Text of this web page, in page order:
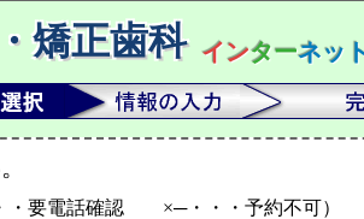
矯正歯科 インターネッ
要電話確認 ×─・・・予約不可）